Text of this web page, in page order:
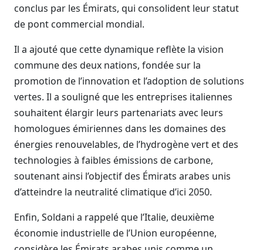
conclus par les Émirats, qui consolident leur statut
de pont commercial mondial.
Il a ajouté que cette dynamique reflète la vision
commune des deux nations, fondée sur la
promotion de l’innovation et l’adoption de solutions
vertes. Il a souligné que les entreprises italiennes
souhaitent élargir leurs partenariats avec leurs
homologues émiriennes dans les domaines des
énergies renouvelables, de l’hydrogène vert et des
technologies à faibles émissions de carbone,
soutenant ainsi l’objectif des Émirats arabes unis
d’atteindre la neutralité climatique d’ici 2050.
Enfin, Soldani a rappelé que l’Italie, deuxième
économie industrielle de l’Union européenne,